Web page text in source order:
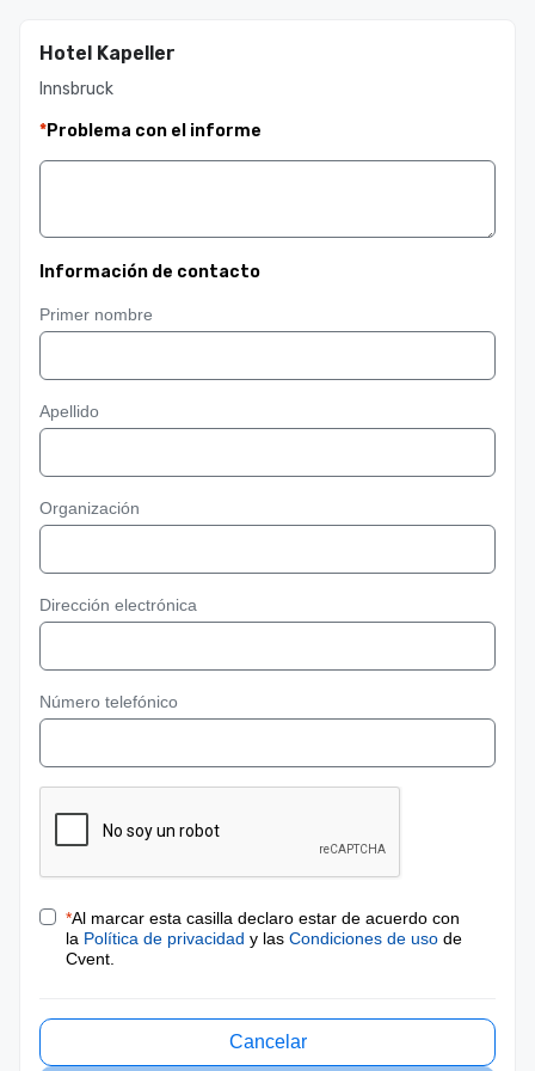
Hotel Kapeller
Innsbruck
*Problema con el informe
Información de contacto
Primer nombre
Apellido
Organización
Dirección electrónica
Número telefónico
*Al marcar esta casilla declaro estar de acuerdo con
la Política de privacidad y las Condiciones de uso de
Cvent.
Cancelar